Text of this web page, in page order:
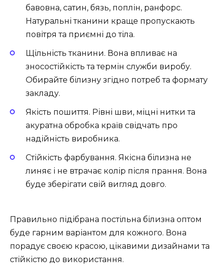
бавовна, сатин, бязь, поплін, ранфорс.
Натуральні тканини краще пропускають
повітря та приємні до тіла.
Щільність тканини. Вона впливає на
зносостійкість та термін служби виробу.
Обирайте білизну згідно потреб та формату
закладу.
Якість пошиття. Рівні шви, міцні нитки та
акуратна обробка країв свідчать про
надійність виробника.
Стійкість фарбування. Якісна білизна не
линяє і не втрачає колір після прання. Вона
буде зберігати свій вигляд довго.
Правильно підібрана постільна білизна оптом
буде гарним варіантом для кожного. Вона
порадує своєю красою, цікавими дизайнами та
стійкістю до використання.